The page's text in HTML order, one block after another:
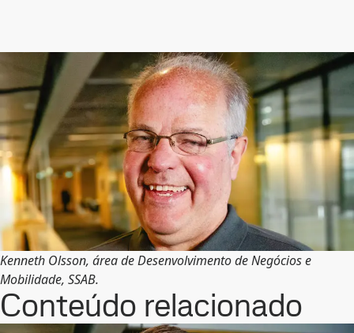
Kenneth Olsson, área de Desenvolvimento de Negócios e
Mobilidade, SSAB.
Conteúdo relacionado